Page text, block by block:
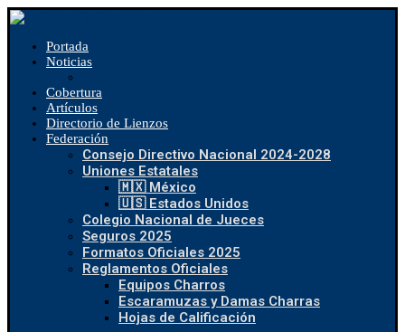
Portada
Noticias
Cobertura
Artículos
Directorio de Lienzos
Federación
Consejo Directivo Nacional 2024-2028
Uniones Estatales
🇲🇽 México
🇺🇸 Estados Unidos
Colegio Nacional de Jueces
Seguros 2025
Formatos Oficiales 2025
Reglamentos Oficiales
Equipos Charros
Escaramuzas y Damas Charras
Hojas de Calificación